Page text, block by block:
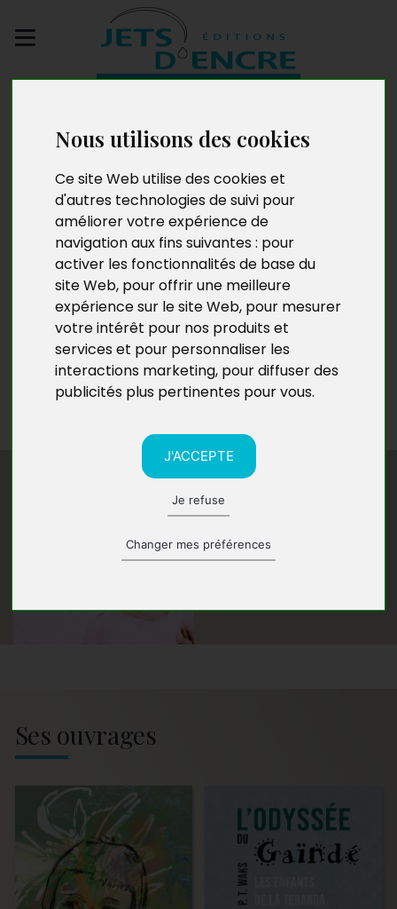
Nous utilisons des cookies
Ce site Web utilise des cookies et
d'autres technologies de suivi pour
améliorer votre expérience de
navigation aux fins suivantes : pour
activer les fonctionnalités de base du
site Web, pour offrir une meilleure
expérience sur le site Web, pour mesurer
votre intérêt pour nos produits et
services et pour personnaliser les
interactions marketing, pour diffuser des
publicités plus pertinentes pour vous.
J'ACCEPTE
Je refuse
Changer mes préférences
P.T.Waks
L’auteur est né à Paris et c’est à peu près tout ce que
l’on sait de sa vie. Amateur de voyages, après l’Asie,
c’est lors d’un périple au Sénégal, le pays de sa femme
Nina – au cours duquel il rencontra toute sa famille de
la Teranga – qu’est née l’inspiration de ce récit. De
Dakar, la capitale, en passant par l’île de Gorée,
Ziguinchor et la région de Casamance, près de dix ans
ont passé avant le retour de l’auteur sur son très cher
Ses ouvrages